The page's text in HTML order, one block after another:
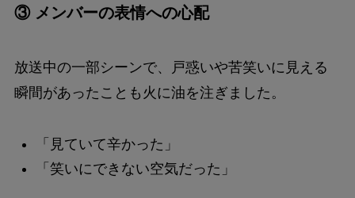
③ メンバーの表情への心配
放送中の一部シーンで、戸惑いや苦笑いに見える
瞬間があったことも火に油を注ぎました。
「見ていて辛かった」
「笑いにできない空気だった」